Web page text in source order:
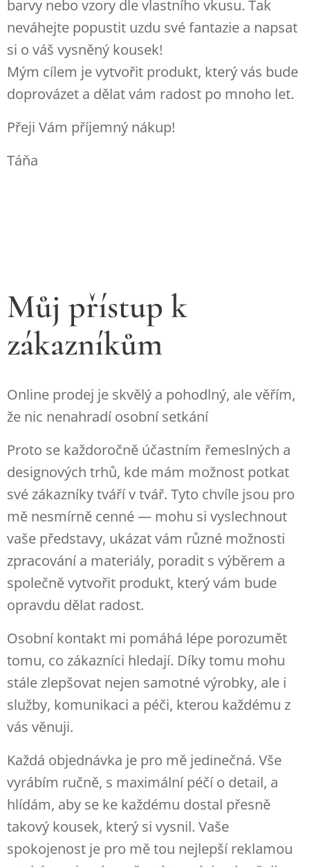
barvy nebo vzory dle vlastního vkusu. Tak
neváhejte popustit uzdu své fantazie a napsat
si o váš vysněný kousek!
Mým cílem je vytvořit produkt, který vás bude
doprovázet a dělat vám radost po mnoho let.
Přeji Vám příjemný nákup!
Táňa
Můj přístup k
zákazníkům
Online prodej je skvělý a pohodlný, ale věřím,
že nic nenahradí osobní setkání
Proto se každoročně účastním řemeslných a
designových trhů, kde mám možnost potkat
své zákazníky tváří v tvář. Tyto chvíle jsou pro
mě nesmírně cenné — mohu si vyslechnout
vaše představy, ukázat vám různé možnosti
zpracování a materiály, poradit s výběrem a
společně vytvořit produkt, který vám bude
opravdu dělat radost.
Osobní kontakt mi pomáhá lépe porozumět
tomu, co zákazníci hledají. Díky tomu mohu
stále zlepšovat nejen samotné výrobky, ale i
služby, komunikaci a péči, kterou každému z
vás věnuji.
Každá objednávka je pro mě jedinečná. Vše
vyrábím ručně, s maximální péčí o detail, a
hlídám, aby se ke každému dostal přesně
takový kousek, který si vysnil. Vaše
spokojenost je pro mě tou nejlepší reklamou